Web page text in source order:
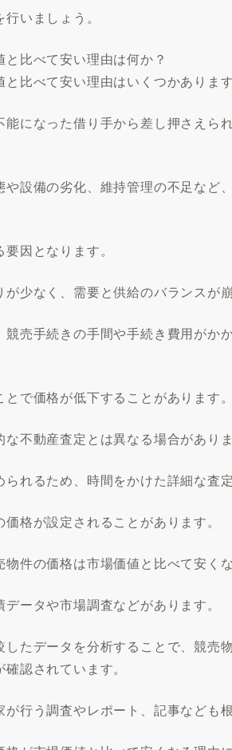
いましょう。
比べて安い理由は何か？
比べて安い理由はいくつかあります
になった借り手から差し押さえら
設備の劣化、維持管理の不足など
因となります。
少なく、需要と供給のバランスが
売手続きの手間や手続き費用がか
で価格が低下することがあります。
不動産査定とは異なる場合がありま
れるため、時間をかけた詳細な査
格が設定されることがあります。
件の価格は市場価値と比べて安く
ータや市場調査などがあります。
たデータを分析することで、競売
認されています。
行う調査やレポート、記事なども